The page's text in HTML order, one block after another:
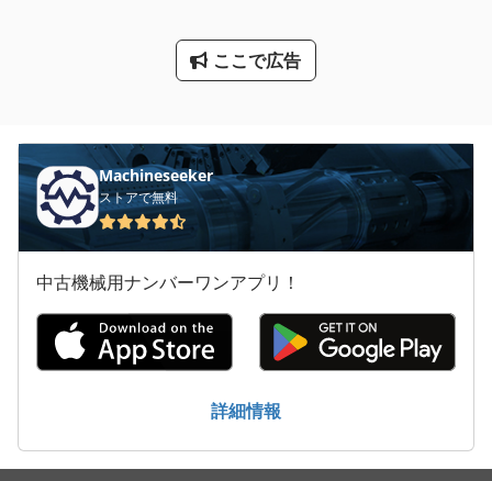
ここで広告
Machineseeker
ストアで無料
中古機械用ナンバーワンアプリ！
詳細情報